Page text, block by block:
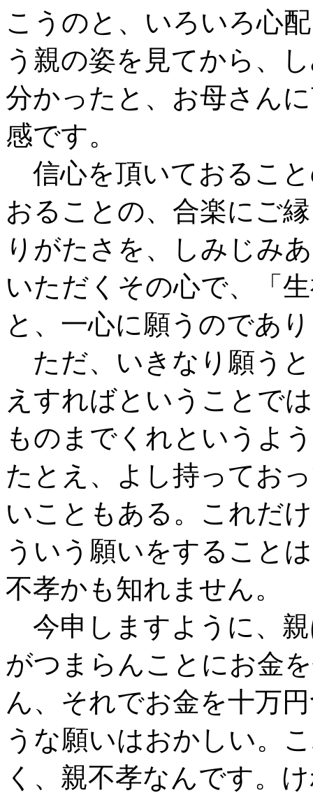
こうのと、いろいろ心
う親の姿を見てから、
分かったと、お母さん
感です。
信心を頂いておるこ
おることの、合楽にご
りがたさを、しみじみ
いただくその心で、「
と、一心に願うのであ
ただ、いきなり願う
えすればということで
ものまでくれというよ
たとえ、よし持ってお
いこともある。これだ
ういう願いをすること
不孝かも知れません。
今申しますように、
がつまらんことにお金
ん、それでお金を十万
うな願いはおかしい。
く、親不孝なんです。